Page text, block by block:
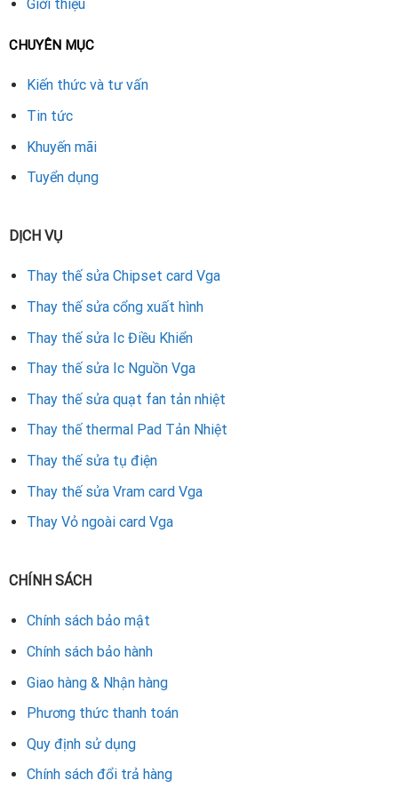
sửa chữa card màn hình máy tính tại Đà Nẵng
trung tâm uy tín với đội ngũ kỹ thuật viên chuyên nghiệp,
pháp an toàn, nhanh chóng và tiết kiệm nhất để chiếc VGA
Giới thiệu
CHUYÊN MỤC
Kiến thức và tư vấn
Tin tức
Khuyến mãi
Tuyển dụng
DỊCH VỤ
Thay thế sửa Chipset card Vga
Thay thế sửa cổng xuất hình
Thay thế sửa Ic Điều Khiển
Thay thế sửa Ic Nguồn Vga
Thay thế sửa quạt fan tản nhiệt
Thay thế thermal Pad Tản Nhiệt
Thay thế sửa tụ điện
Thay thế sửa Vram card Vga
Thay Vỏ ngoài card Vga
CHÍNH SÁCH
Chính sách bảo mật
Chính sách bảo hành
Giao hàng & Nhận hàng
Phương thức thanh toán
Quy định sử dụng
Chính sách đổi trả hàng